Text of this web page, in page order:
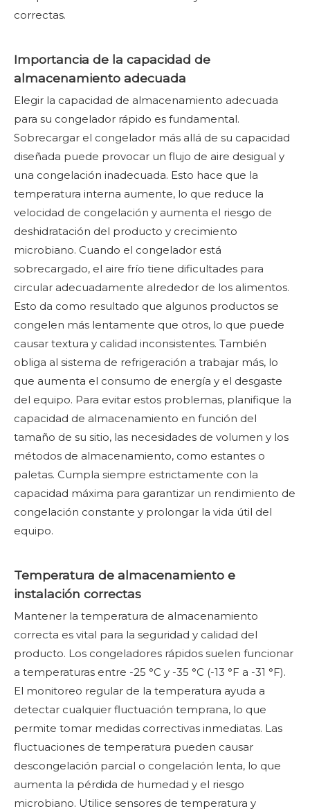
correctas.
Importancia de la capacidad de
almacenamiento adecuada
Elegir la capacidad de almacenamiento adecuada
para su congelador rápido es fundamental.
Sobrecargar el congelador más allá de su capacidad
diseñada puede provocar un flujo de aire desigual y
una congelación inadecuada. Esto hace que la
temperatura interna aumente, lo que reduce la
velocidad de congelación y aumenta el riesgo de
deshidratación del producto y crecimiento
microbiano. Cuando el congelador está
sobrecargado, el aire frío tiene dificultades para
circular adecuadamente alrededor de los alimentos.
Esto da como resultado que algunos productos se
congelen más lentamente que otros, lo que puede
causar textura y calidad inconsistentes. También
obliga al sistema de refrigeración a trabajar más, lo
que aumenta el consumo de energía y el desgaste
del equipo. Para evitar estos problemas, planifique la
capacidad de almacenamiento en función del
tamaño de su sitio, las necesidades de volumen y los
métodos de almacenamiento, como estantes o
paletas. Cumpla siempre estrictamente con la
capacidad máxima para garantizar un rendimiento de
congelación constante y prolongar la vida útil del
equipo.
Temperatura de almacenamiento e
instalación correctas
Mantener la temperatura de almacenamiento
correcta es vital para la seguridad y calidad del
producto. Los congeladores rápidos suelen funcionar
a temperaturas entre -25 °C y -35 °C (-13 °F a -31 °F).
El monitoreo regular de la temperatura ayuda a
detectar cualquier fluctuación temprana, lo que
permite tomar medidas correctivas inmediatas. Las
fluctuaciones de temperatura pueden causar
descongelación parcial o congelación lenta, lo que
aumenta la pérdida de humedad y el riesgo
microbiano. Utilice sensores de temperatura y